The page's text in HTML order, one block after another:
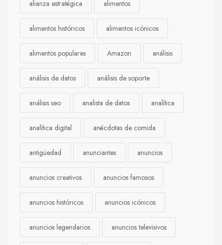
alianza estratégica alimentos
alimentos históricos alimentos icónicos
alimentos populares Amazon análisis
análisis de datos análisis de soporte
análisis seo analista de datos analítica
analítica digital anécdotas de comida
antigüedad anunciantes anuncios
anuncios creativos anuncios famosos
anuncios históricos anuncios icónicos
anuncios legendarios anuncios televisivos